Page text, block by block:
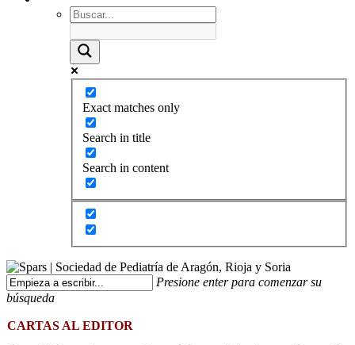
Exact matches only
Search in title
Search in content
Presione enter para comenzar su
búsqueda
CARTAS AL EDITOR